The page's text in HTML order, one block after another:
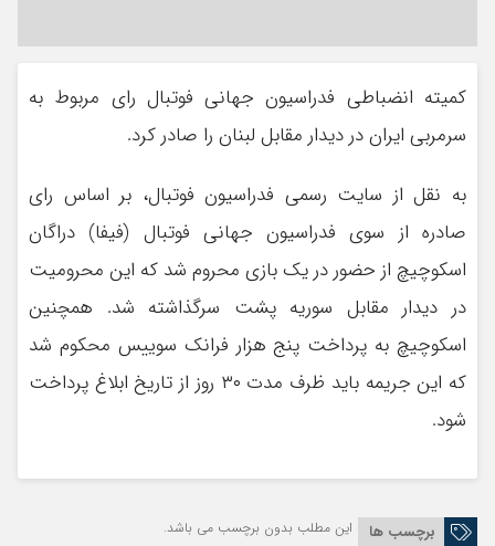
کمیته انضباطی فدراسیون جهانی فوتبال رای مربوط به
سرمربی ایران در دیدار مقابل لبنان را صادر کرد.
به نقل از سایت رسمی فدراسیون فوتبال، بر اساس رای
صادره‌ از سوی فدراسیون جهانی فوتبال (فیفا) دراگان
اسکوچیچ از حضور در یک بازی محروم شد که این محرومیت
در دیدار مقابل سوریه پشت سرگذاشته شد. همچنین
اسکوچیچ به پرداخت پنج هزار فرانک سوییس محکوم شد
که این جریمه باید ظرف مدت ۳۰ روز از تاریخ ابلاغ پرداخت
شود.
برچسب ها این مطلب بدون برچسب می باشد.